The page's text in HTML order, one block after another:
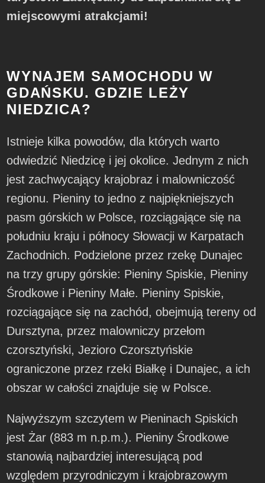
miejscowymi atrakcjami!
WYNAJEM SAMOCHODU W
GDAŃSKU. GDZIE LEŻY
NIEDZICA?
Istnieje kilka powodów, dla których warto
odwiedzić Niedzicę i jej okolice. Jednym z nich
jest zachwycający krajobraz i malowniczość
regionu. Pieniny to jedno z najpiękniejszych
pasm górskich w Polsce, rozciągające się na
południu kraju i północy Słowacji w Karpatach
Zachodnich. Podzielone przez rzekę Dunajec
na trzy grupy górskie: Pieniny Spiskie, Pieniny
Środkowe i Pieniny Małe. Pieniny Spiskie,
rozciągające się na zachód, obejmują tereny od
Dursztyna, przez malowniczy przełom
czorsztyński, Jezioro Czorsztyńskie
ograniczone przez rzeki Białkę i Dunajec, a ich
obszar w całości znajduje się w Polsce.
Najwyższym szczytem w Pieninach Spiskich
jest Żar (883 m n.p.m.). Pieniny Środkowe
stanowią najbardziej interesującą pod
względem przyrodniczym i krajobrazowym